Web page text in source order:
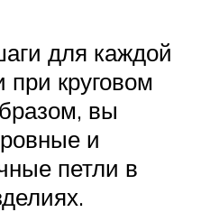
для каждой
при круговом
вы
и
петли в